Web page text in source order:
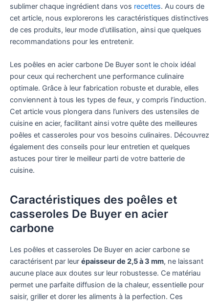
sublimer chaque ingrédient dans vos recettes. Au cours de
cet article, nous explorerons les caractéristiques distinctives
de ces produits, leur mode d’utilisation, ainsi que quelques
recommandations pour les entretenir.
Les poêles en acier carbone De Buyer sont le choix idéal
pour ceux qui recherchent une performance culinaire
optimale. Grâce à leur fabrication robuste et durable, elles
conviennent à tous les types de feux, y compris l’induction.
Cet article vous plongera dans l’univers des ustensiles de
cuisine en acier, facilitant ainsi votre quête des meilleures
poêles et casseroles pour vos besoins culinaires. Découvrez
également des conseils pour leur entretien et quelques
astuces pour tirer le meilleur parti de votre batterie de
cuisine.
Caractéristiques des poêles et
casseroles De Buyer en acier
carbone
Les poêles et casseroles De Buyer en acier carbone se
caractérisent par leur épaisseur de 2,5 à 3 mm, ne laissant
aucune place aux doutes sur leur robustesse. Ce matériau
permet une parfaite diffusion de la chaleur, essentielle pour
saisir, griller et dorer les aliments à la perfection. Ces